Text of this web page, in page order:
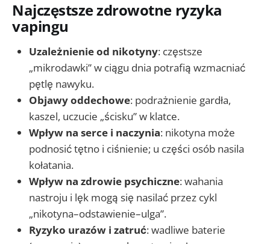
Najczęstsze zdrowotne ryzyka
vapingu
Uzależnienie od nikotyny: częstsze
„mikrodawki” w ciągu dnia potrafią wzmacniać
pętlę nawyku.
Objawy oddechowe: podrażnienie gardła,
kaszel, uczucie „ścisku” w klatce.
Wpływ na serce i naczynia: nikotyna może
podnosić tętno i ciśnienie; u części osób nasila
kołatania.
Wpływ na zdrowie psychiczne: wahania
nastroju i lęk mogą się nasilać przez cykl
„nikotyna–odstawienie–ulga”.
Ryzyko urazów i zatruć: wadliwe baterie